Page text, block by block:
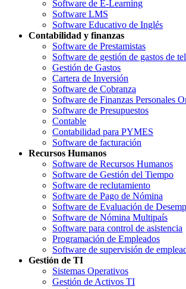
Software de E-Learning
Software LMS
Software Educativo de Inglés
Contabilidad y finanzas
Software de Prestamistas
Software de gestión de gastos de
Gestión de Gastos
Cartera de Inversión
Software de Cobranza
Software de Finanzas Personales
Software de Presupuestos
Contable
Contabilidad para PYMES
Software de facturación
Recursos Humanos
Software de Recursos Humanos
Software de Gestión del Tiempo
Software de reclutamiento
Software de Pago de Nómina
Software de Evaluación de
Software de Nómina Multipaís
Software para control de asistencia
Programación de Empleados
Software de supervisión de
Gestión de TI
Sistemas Operativos
Gestión de Activos TI